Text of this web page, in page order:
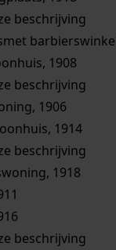
beschrijving
1908
beschrijving
1906
1914
beschrijving
1918
beschrijving